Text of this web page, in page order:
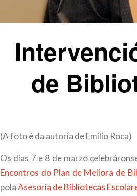
de
(A foto é da autoría de Emilio Roca)
Os días 7 e 8 de marzo
Encontros do Plan de Mellora de
polaAsesoría de Bibliotecas